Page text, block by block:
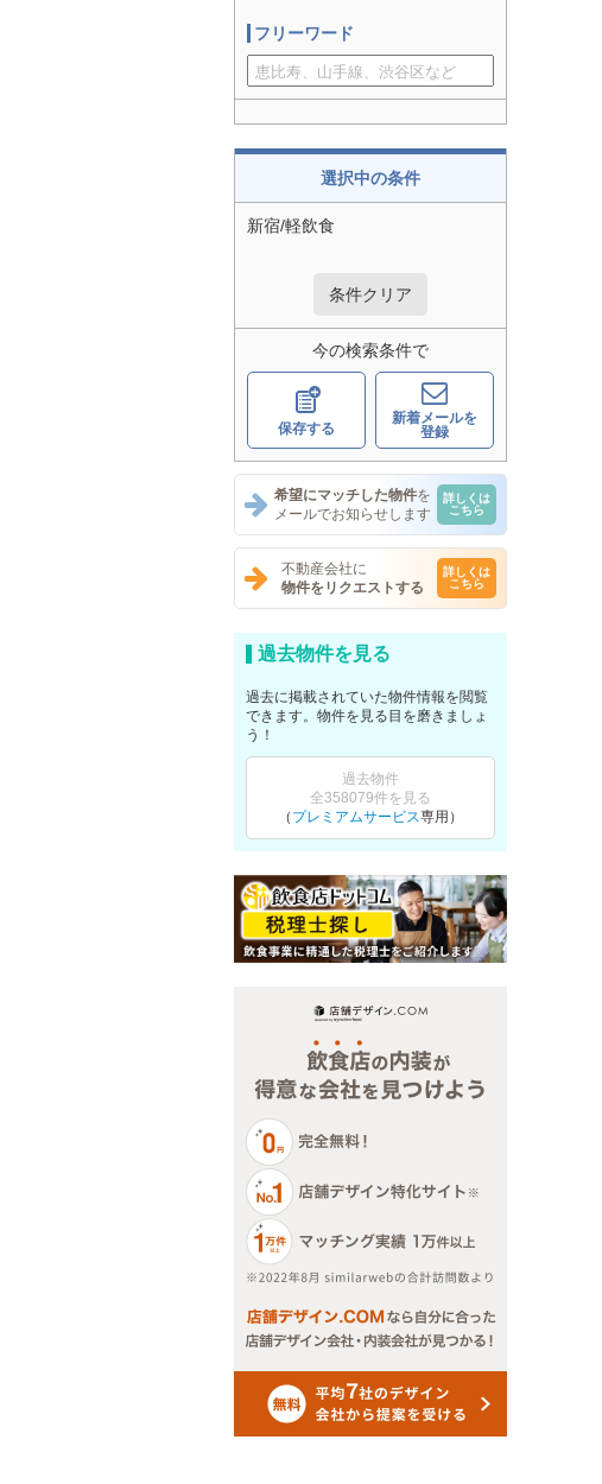
フリーワード
選択中の条件
新宿/軽飲食
条件クリア
今の検索条件で
保存する
新着メールを
登録
希望にマッチした物件を
メールでお知らせします
詳しくは
こちら
不動産会社に
物件をリクエストする
詳しくは
こちら
過去物件を見る
過去に掲載されていた物件情報を閲覧
できます。物件を見る目を磨きましょ
う！
過去物件
全358079件を見る
（ プレミアムサービス専用）